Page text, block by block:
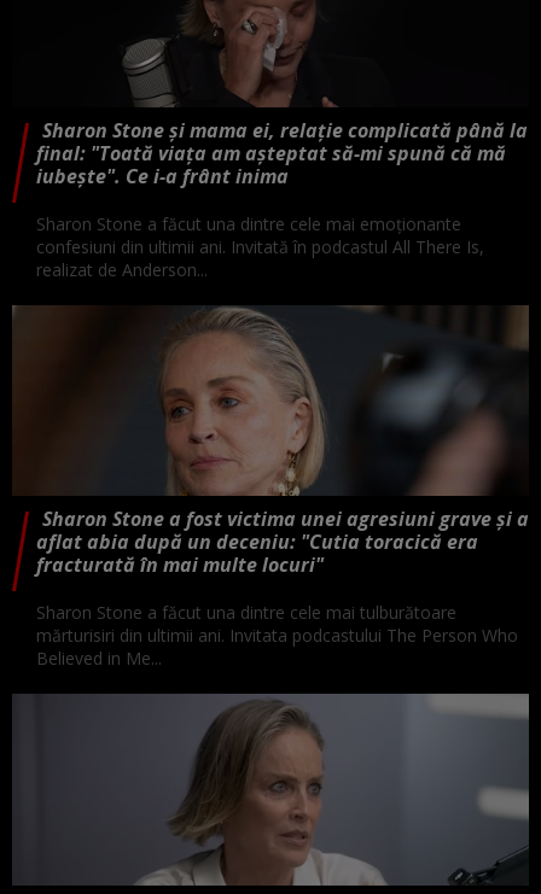
Sharon Stone și mama ei, relație complicată până la
final: "Toată viața am așteptat să-mi spună că mă
iubește". Ce i-a frânt inima
Sharon Stone a făcut una dintre cele mai emoționante
confesiuni din ultimii ani. Invitată în podcastul All There Is,
realizat de Anderson...
Sharon Stone a fost victima unei agresiuni grave și a
aflat abia după un deceniu: "Cutia toracică era
fracturată în mai multe locuri"
Sharon Stone a făcut una dintre cele mai tulburătoare
mărturisiri din ultimii ani. Invitata podcastului The Person Who
Believed in Me...